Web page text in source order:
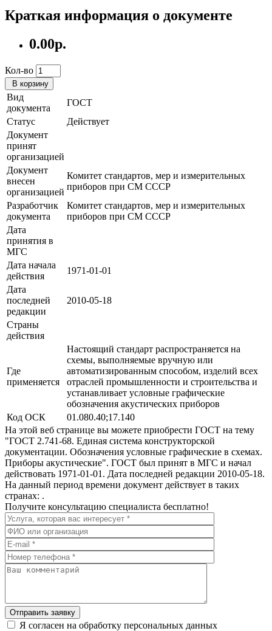
Краткая информация о документе
0.00р.
Кол-во
В корзину
Вид
документа
ГОСТ
Статус
Действует
Документ
принят
организацией
Документ
внесен
организацией
Комитет стандартов, мер и измерительных
приборов при СМ СССР
Разработчик
документа
Комитет стандартов, мер и измерительных
приборов при СМ СССР
Дата
принятия в
МГС
Дата начала
действия
1971-01-01
Дата
последней
редакции
2010-05-18
Страны
действия
Где
применяется
Настоящий стандарт распространяется на
схемы, выполняемые вручную или
автоматизированным способом, изделий всех
отраслей промышленности и строительства и
устанавливает условные графические
обозначения акустических приборов
Код ОСК
01.080.40;17.140
На этой веб странице вы можете приобрести ГОСТ на тему
"ГОСТ 2.741-68. Единая система конструкторской
документации. Обозначения условные графические в схемах.
Приборы акустические". ГОСТ был принят в МГС и начал
действовать 1971-01-01. Дата последней редакции 2010-05-18.
На данный период времени документ действует в таких
странах: .
Получите консультацию специалиста бесплатно!
Отправить заявку
Я согласен на обработку персональных данных